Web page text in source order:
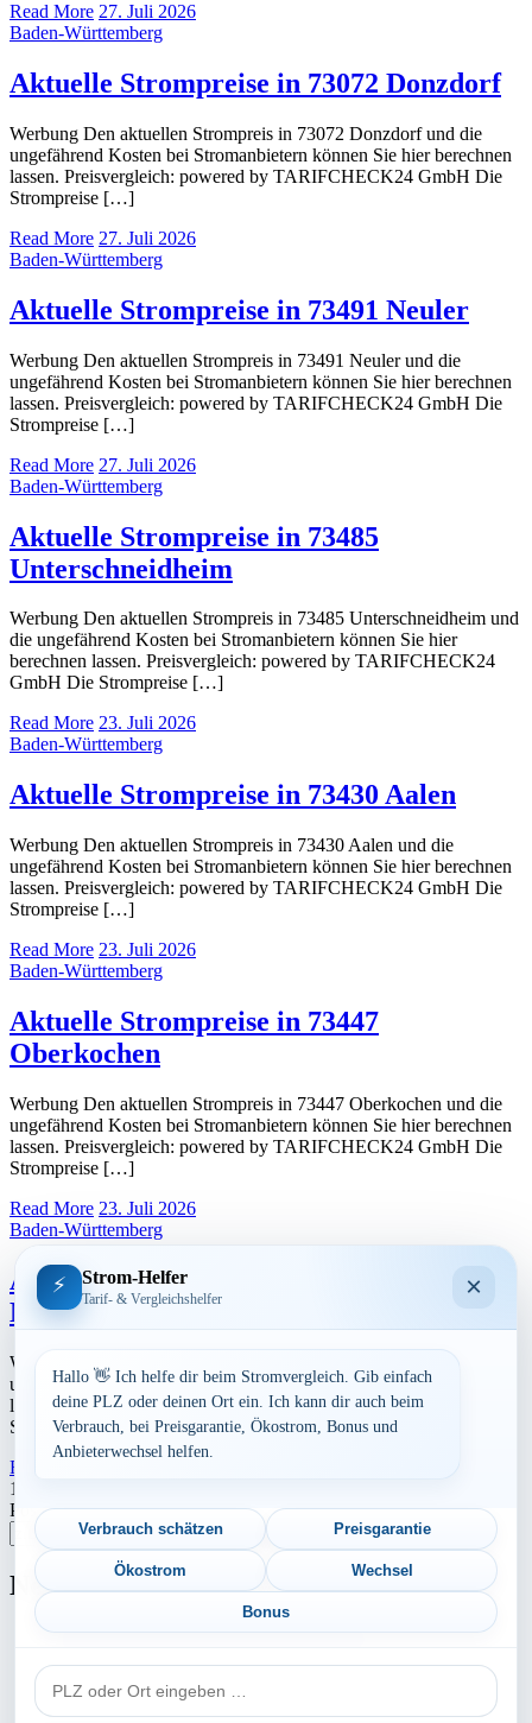
Read More 27. Juli 2026
Baden-Württemberg
Aktuelle Strompreise in 73072 Donzdorf
Werbung Den aktuellen Strompreis in 73072 Donzdorf und die
ungefährend Kosten bei Stromanbietern können Sie hier berechnen
lassen. Preisvergleich: powered by TARIFCHECK24 GmbH Die
Strompreise […]
Read More 27. Juli 2026
Baden-Württemberg
Aktuelle Strompreise in 73491 Neuler
Werbung Den aktuellen Strompreis in 73491 Neuler und die
ungefährend Kosten bei Stromanbietern können Sie hier berechnen
lassen. Preisvergleich: powered by TARIFCHECK24 GmbH Die
Strompreise […]
Read More 27. Juli 2026
Baden-Württemberg
Aktuelle Strompreise in 73485
Unterschneidheim
Werbung Den aktuellen Strompreis in 73485 Unterschneidheim und
die ungefährend Kosten bei Stromanbietern können Sie hier
berechnen lassen. Preisvergleich: powered by TARIFCHECK24
GmbH Die Strompreise […]
Read More 23. Juli 2026
Baden-Württemberg
Aktuelle Strompreise in 73430 Aalen
Werbung Den aktuellen Strompreis in 73430 Aalen und die
ungefährend Kosten bei Stromanbietern können Sie hier berechnen
lassen. Preisvergleich: powered by TARIFCHECK24 GmbH Die
Strompreise […]
Read More 23. Juli 2026
Baden-Württemberg
Aktuelle Strompreise in 73447
Oberkochen
Werbung Den aktuellen Strompreis in 73447 Oberkochen und die
ungefährend Kosten bei Stromanbietern können Sie hier berechnen
lassen. Preisvergleich: powered by TARIFCHECK24 GmbH Die
Strompreise […]
Read More 23. Juli 2026
Baden-Württemberg
Aktuelle Strompreise in 73563
Mögglingen
Werbung Den aktuellen Strompreis in 73563 Mögglingen und die
ungefährend Kosten bei Stromanbietern können Sie hier berechnen
lassen. Preisvergleich: powered by TARIFCHECK24 GmbH Die
Strompreise […]
Read More
Seitennummerierung
der
Beiträge
1
Postleitzahl eingeben
Suchen
Neu berechnet
Aktuelle Strompreise in 89269 Vöhringen
Aktuelle Strompreise in 44894 Bochum
⚡ Strom-Helfer
Tarif- & Vergleichshelfer ×
Hallo 👋 Ich helfe dir beim Stromvergleich. Gib einfach
deine PLZ oder deinen Ort ein. Ich kann dir auch beim
Verbrauch, bei Preisgarantie, Ökostrom, Bonus und
Anbieterwechsel helfen.
Verbrauch schätzen Preisgarantie
Ökostrom Wechsel
Bonus
PLZ
oder
Ort